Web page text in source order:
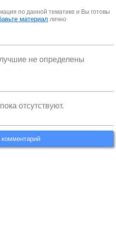
по данной тематике и Вы готовы
материал лично
не определены
отсутствуют.